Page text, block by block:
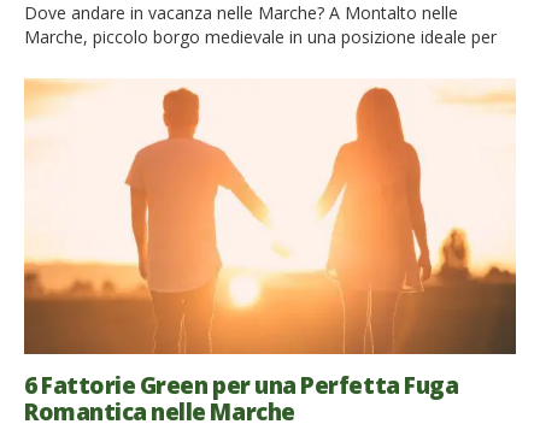
Dove andare in vacanza nelle Marche? A Montalto nelle
Marche, piccolo borgo medievale in una posizione ideale per
altrettanto tempo si possono raggiungere i monti Sibillini, le
Grotte di Frasassi e le città d’arte. Le Marche sono ancora una
regione poco nota al turismo di massa: […]
6 Fattorie Green per una Perfetta Fuga
Romantica nelle Marche